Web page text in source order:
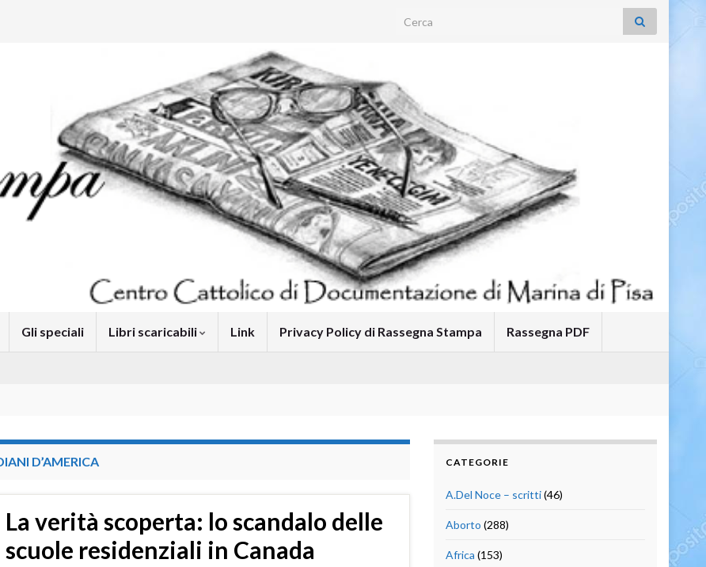
Search for:
Gli speciali Libri scaricabili Link Privacy Policy di Rassegna Stampa Rassegna PDF
D’AMERICA
La verità scoperta: lo scandalo delle
scuole residenziali in Canada
CATEGORIE
A.Del Noce – scritti(46)
Aborto (288)
Africa (153)